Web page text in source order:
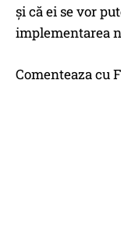
și că ei se vor
implementarea
Comenteaza cu